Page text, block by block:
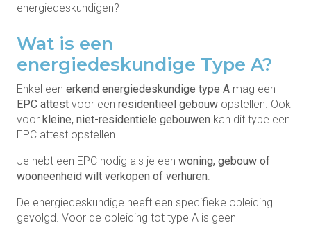
energiedeskundigen?
Wat is een
energiedeskundige Type A?
Enkel een erkend energiedeskundige type A mag een
EPC attest voor een residentieel gebouw opstellen. Ook
voor kleine, niet-residentiele gebouwen kan dit type een
EPC attest opstellen.
Je hebt een EPC nodig als je een woning, gebouw of
wooneenheid wilt verkopen of verhuren
De energiedeskundige heeft een specifieke opleiding
gevolgd. Voor de opleiding tot type A is geen